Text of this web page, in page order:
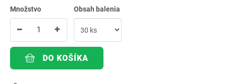
Množstvo Obsah balenia
DO KOŠÍKA